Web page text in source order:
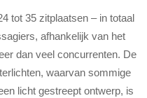
tot 35 zitplaatsen – in totaal
afhankelijk van het
dan veel concurrenten. De
waarvan sommige
licht gestreept ontwerp, is